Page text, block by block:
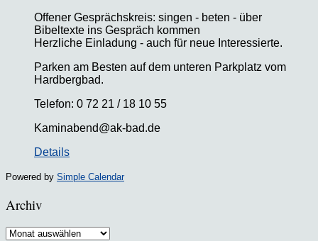
Offener Gesprächskreis: singen - beten - über
Bibeltexte ins Gespräch kommen
Herzliche Einladung - auch für neue Interessierte.
Parken am Besten auf dem unteren Parkplatz vom
Hardbergbad.
Telefon: 0 72 21 / 18 10 55
Kaminabend@ak-bad.de
Details
Powered by Simple Calendar
Archiv
Archiv